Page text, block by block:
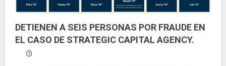
d
o
DETIENEN A SEIS PERSONAS POR FRAUDE EN
EL CASO DE STRATEGIC CAPITAL AGENCY.